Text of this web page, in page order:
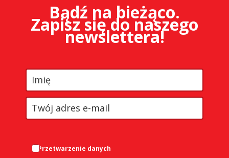
Bądź na bieżąco.
Zapisz się do naszego
newslettera!
Przetwarzenie danych